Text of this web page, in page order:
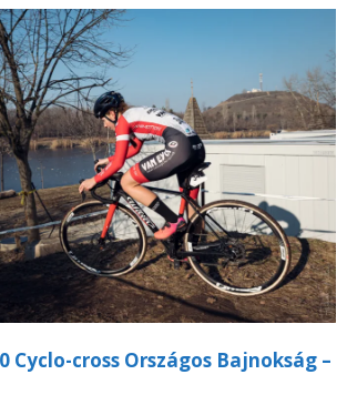
Cyclo-cross Országos Bajnokság –